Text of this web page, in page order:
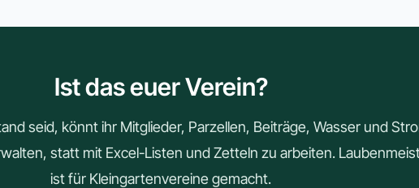
Ist das euer Verein?
seid, könnt ihr Mitglieder, Parzellen, Beiträge, Wasser und
statt mit Excel-Listen und Zetteln zu arbeiten.
ist für Kleingartenvereine gemacht.